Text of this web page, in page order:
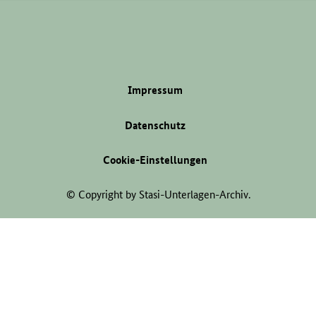
Impressum
Datenschutz
Cookie-Einstellungen
© Copyright by Stasi-Unterlagen-Archiv.